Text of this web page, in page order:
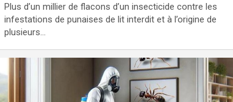
Plus d’un millier de flacons d’un insecticide contre les
infestations de punaises de lit interdit et à l’origine de
plusieurs…